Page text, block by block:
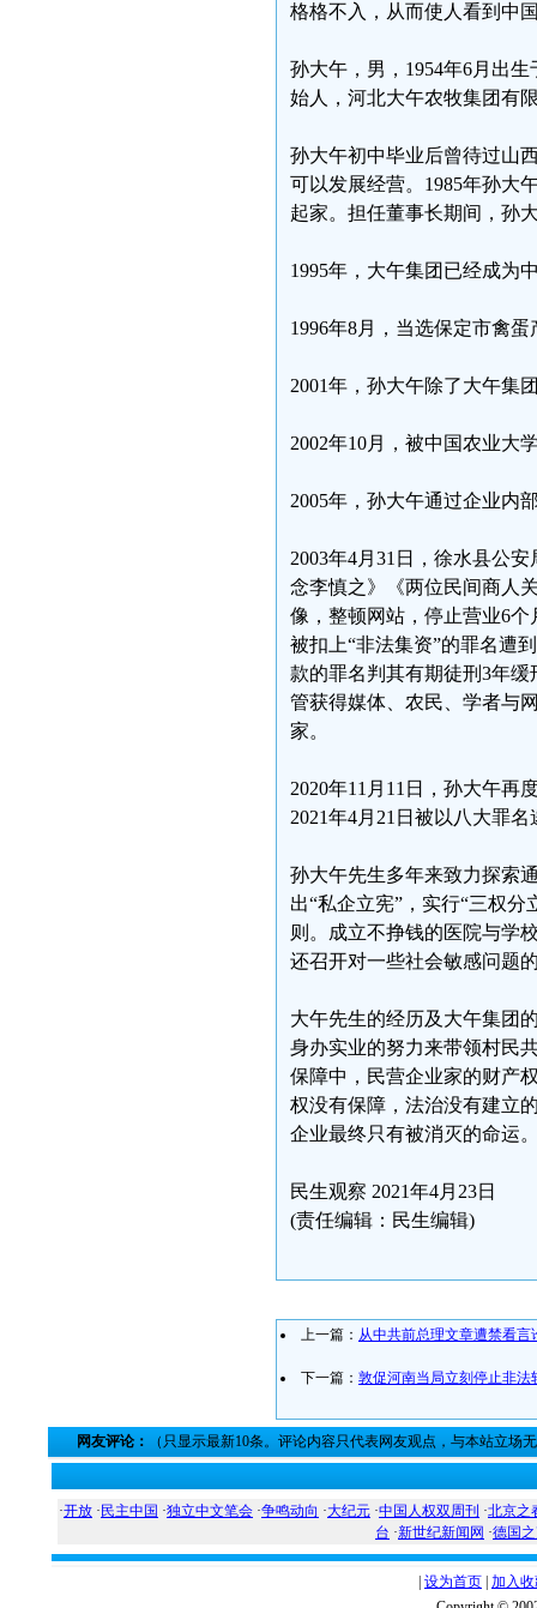
格格不入，从而使人看到中
孙大午，男，1954年6月出
始人，河北大午农牧集团有
孙大午初中毕业后曾待过山
可以发展经营。1985年孙大
起家。担任董事长期间，孙
1995年，大午集团已经成为
1996年8月，当选保定市禽
2001年，孙大午除了大午集
2002年10月，被中国农业大
2005年，孙大午通过企业内
2003年4月31日，徐水县公
念李慎之》《两位民间商人
像，整顿网站，停止营业6个
被扣上“非法集资”的罪名遭
款的罪名判其有期徒刑3年
管获得媒体、农民、学者与
家。
2020年11月11日，孙大午再
2021年4月21日被以八大罪名
孙大午先生多年来致力探索
出“私企立宪”，实行“三权
则。成立不挣钱的医院与学
还召开对一些社会敏感问题
大午先生的经历及大午集团
身办实业的努力来带领村民
保障中，民营企业家的财产
权没有保障，法治没有建立
企业最终只有被消灭的命运
民生观察 2021年4月23日
(责任编辑：民生编辑)
上一篇： 从中共前总理文章遭禁看言
下一篇： 敦促河南当局立刻停止非法
网友评论： （只显示最新10条。评论内容只代表网友观点，与本站立场
·开放 · 民主中国 ·独立中文笔会 ·争鸣动向 ·大纪元 ·中国人权双周刊 ·北京之
台 ·新世纪新闻网 ·德国
设为首页 加入